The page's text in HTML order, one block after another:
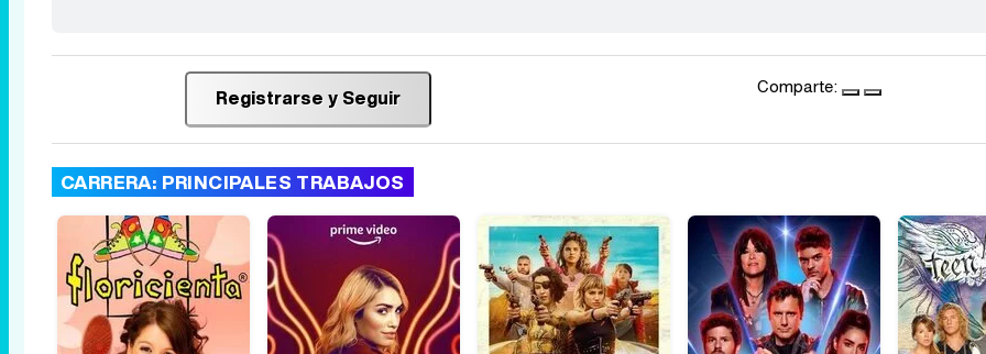
Comparte:
Registrarse y Seguir
CARRERA: PRINCIPALES TRABAJOS